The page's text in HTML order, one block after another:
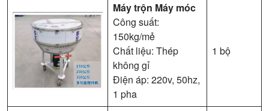
Máy trộn Máy móc
Công suất:
150kg/mẻ
Chất liệu: Thép
không gỉ
Điện áp: 220v, 50hz,
1 pha
1 bộ